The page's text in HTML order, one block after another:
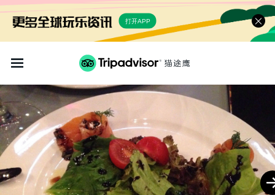
打开APP